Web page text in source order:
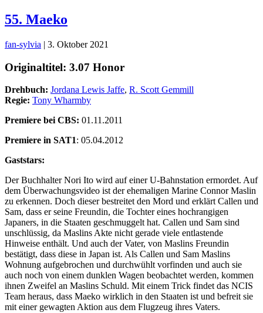
55. Maeko
fan-sylvia | 3. Oktober 2021
Originaltitel: 3.07 Honor
Drehbuch: Jordana Lewis Jaffe, R. Scott Gemmill
Regie: Tony Wharmby
Premiere bei CBS: 01.11.2011
Premiere in SAT1: 05.04.2012
Gaststars:
Der Buchhalter Nori Ito wird auf einer U-Bahnstation ermordet. Auf
dem Überwachungsvideo ist der ehemaligen Marine Connor Maslin
zu erkennen. Doch dieser bestreitet den Mord und erklärt Callen und
Sam, dass er seine Freundin, die Tochter eines hochrangigen
Japaners, in die Staaten geschmuggelt hat. Callen und Sam sind
unschlüssig, da Maslins Akte nicht gerade viele entlastende
Hinweise enthält. Und auch der Vater, von Maslins Freundin
bestätigt, dass diese in Japan ist. Als Callen und Sam Maslins
Wohnung aufgebrochen und durchwühlt vorfinden und auch sie
auch noch von einem dunklen Wagen beobachtet werden, kommen
ihnen Zweifel an Maslins Schuld. Mit einem Trick findet das NCIS
Team heraus, dass Maeko wirklich in den Staaten ist und befreit sie
mit einer gewagten Aktion aus dem Flugzeug ihres Vaters.